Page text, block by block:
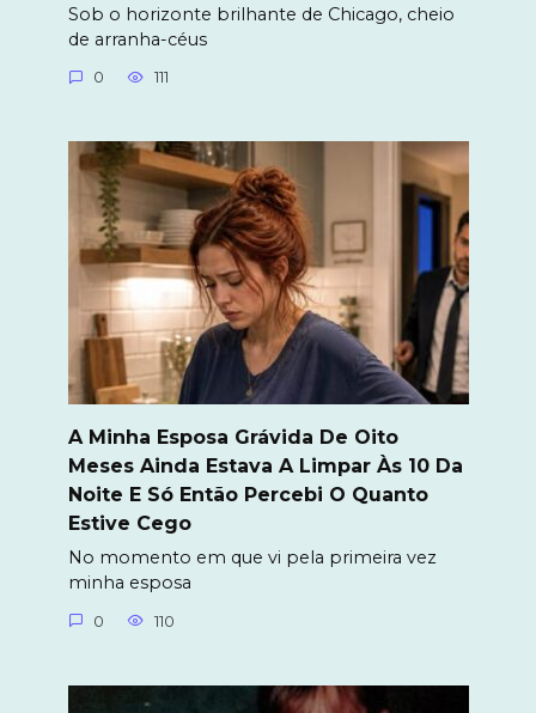
Sob o horizonte brilhante de Chicago, cheio
de arranha-céus
0 111
A Minha Esposa Grávida De Oito
Meses Ainda Estava A Limpar Às 10 Da
Noite E Só Então Percebi O Quanto
Estive Cego
No momento em que vi pela primeira vez
minha esposa
0 110